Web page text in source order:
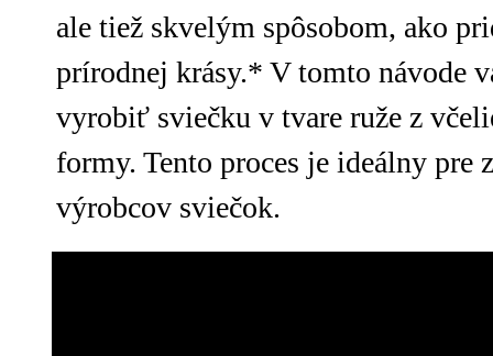
ale tiež skvelým spôsobom, ako
prírodnej krásy.* V tomto návode
vyrobiť sviečku v tvare ruže z
formy. Tento proces je ideálny pre
výrobcov sviečok.